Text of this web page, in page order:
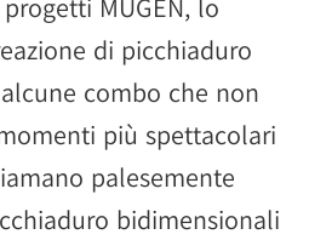
MUGEN, lo
di picchiaduro
combo che non
più spettacolari
palesemente
bidimensionali